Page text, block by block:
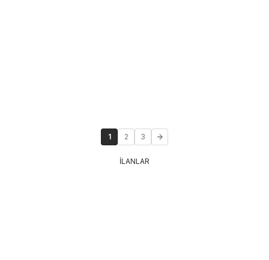
1 2 3
İLANLAR